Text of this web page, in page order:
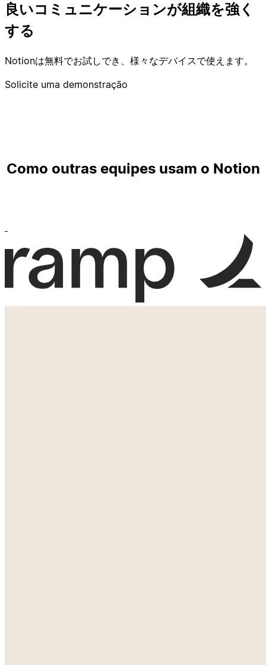
良いコミュニケーションが組織を強く
する
Notionは無料でお試しでき、様々なデバイスで使えます。
Solicite uma demonstração
Como outras equipes usam o Notion